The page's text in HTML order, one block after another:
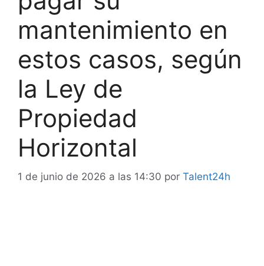
mantenimiento en
estos casos, según
la Ley de
Propiedad
Horizontal
1 de junio de 2026 a las 14:30 por Talent24h